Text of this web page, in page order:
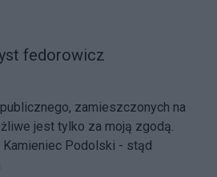
fedorowicz
zamieszczonych na
jest tylko za moją zgodą.
Kamieniec Podolski - stąd